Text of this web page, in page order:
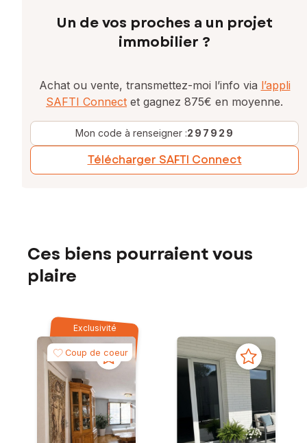
Un de vos proches a un projet
immobilier ?
Achat ou vente, transmettez-moi l’info via l’appli
SAFTI Connect et gagnez 875€ en moyenne.
Mon code à renseigner :297929
Télécharger SAFTI Connect
Ces biens pourraient vous
plaire
Exclusivité
Coup de coeur